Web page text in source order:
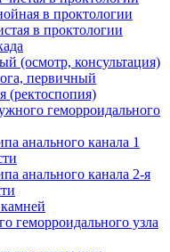
в проктологии
в проктологии
(осмотр, консультация)
первичный
(ректоспопия)
геморроидального
анального канала 1
анального канала 2-я
геморроидального узла